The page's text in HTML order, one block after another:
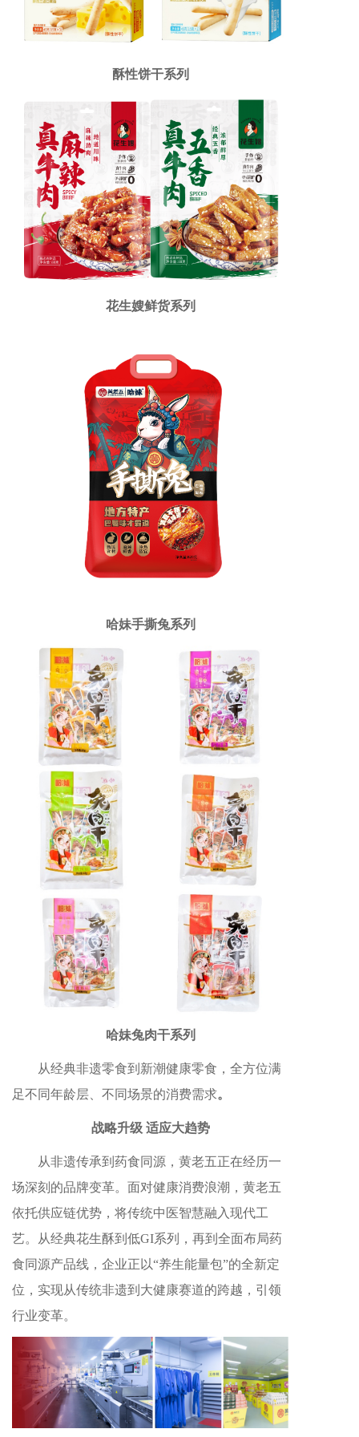
酥性饼干系列
花生嫂鲜货系列
哈妹手撕兔系列
哈妹兔肉干系列
从经典非遗零食到新潮健康零食，全方位满
足不同年龄层、不同场景的消费需求。
战略升级 适应大趋势
从非遗传承到药食同源，黄老五正在经历一
场深刻的品牌变革。 面对健康消费浪潮，黄老五
依托供应链优势，将传统中医智慧融入现代工
艺。从经典花生酥到低GI系列，再到全面布局药
食同源产品线，企业正以“养生能量包”的全新定
位，实现从传统非遗到大健康赛道的跨越，引领
行业变革。